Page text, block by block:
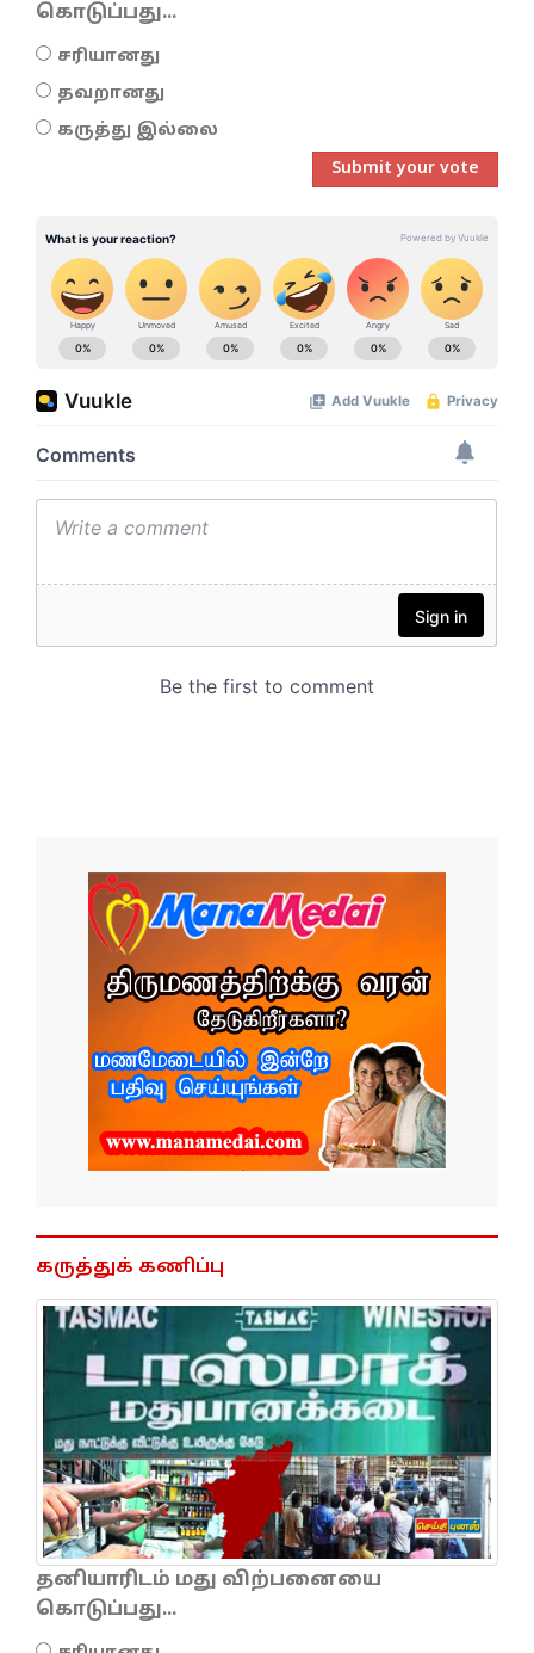
கொடுப்பது...
சரியானது
தவறானது
கருத்து இல்லை
Submit your vote
கருத்துக் கணிப்பு
தனியாரிடம் மது விற்பனையை
கொடுப்பது...